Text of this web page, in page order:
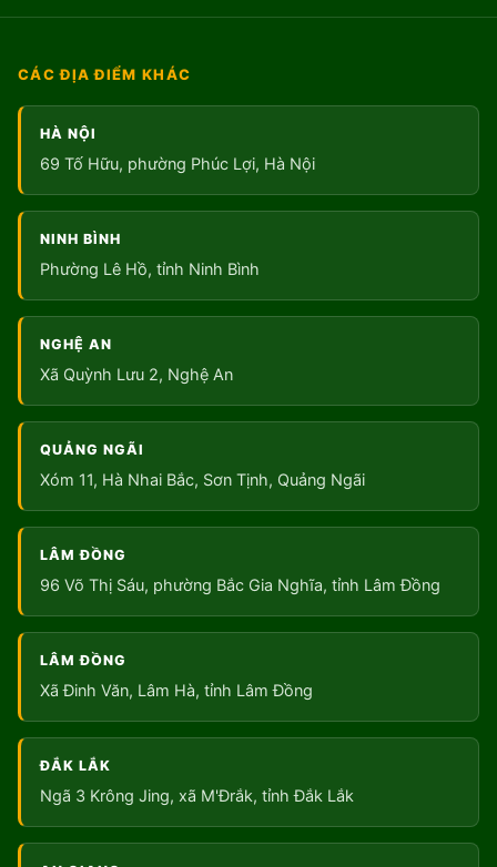
CÁC ĐỊA ĐIỂM KHÁC
HÀ NỘI
69 Tố Hữu, phường Phúc Lợi, Hà Nội
NINH BÌNH
Phường Lê Hồ, tỉnh Ninh Bình
NGHỆ AN
Xã Quỳnh Lưu 2, Nghệ An
QUẢNG NGÃI
Xóm 11, Hà Nhai Bắc, Sơn Tịnh, Quảng Ngãi
LÂM ĐỒNG
96 Võ Thị Sáu, phường Bắc Gia Nghĩa, tỉnh Lâm Đồng
LÂM ĐỒNG
Xã Đinh Văn, Lâm Hà, tỉnh Lâm Đồng
ĐẮK LẮK
Ngã 3 Krông Jing, xã M'Đrắk, tỉnh Đắk Lắk